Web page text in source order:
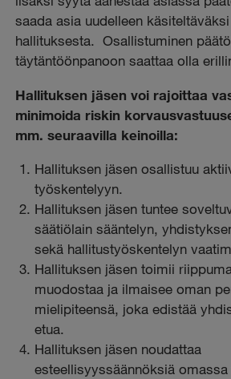
saada asia uudelleen
hallituksesta. Osallistuminen
täytäntöönpanoon saattaa olla
Hallituksen jäsen voi rajoittaa
minimoida riskin
mm. seuraavilla keinoilla:
Hallituksen jäsen osallistuu
työskentelyyn.
Hallituksen jäsen tuntee
säätiölain sääntelyn,
sekä hallitustyöskentelyn
Hallituksen jäsen toimii
muodostaa ja ilmaisee oman
mielipiteensä, joka edistää
etua.
Hallituksen jäsen noudattaa
esteellisyyssäännöksiä